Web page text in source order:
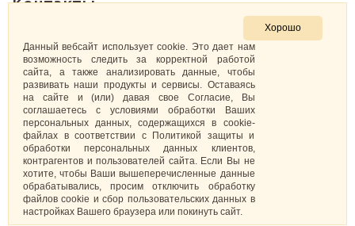
+7 (499) 322-28-29
pirojenka.rf@gmail.com
Москва, Павелецкая набережная 10к1
ИНН: 773575794220
Самозанятая Кретова Анастасия Юрьевна
Хорошо
Данный вебсайт использует cookie. Это дает нам
возможность следить за корректной работой
сайта, а также анализировать данные, чтобы
развивать наши продукты и сервисы. Оставаясь
на сайте и (или) давая свое Согласие, Вы
соглашаетесь с условиями обработки Ваших
персональных данных, содержащихся в cookie-
файлах в соответствии с Политикой защиты и
обработки персональных данных клиентов,
контрагентов и пользователей сайта. Если Вы не
хотите, чтобы Ваши вышеперечисленные данные
обрабатывались, просим отключить обработку
файлов cookie и сбор пользовательских данных в
настройках Вашего браузера или покинуть сайт.